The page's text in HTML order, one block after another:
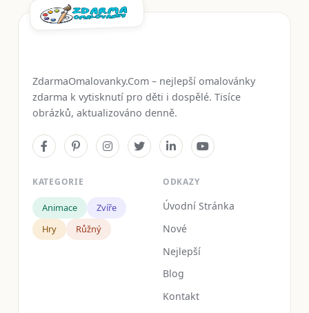
ZdarmaOmalovanky.Com – nejlepší omalovánky
zdarma k vytisknutí pro děti i dospělé. Tisíce
obrázků, aktualizováno denně.
KATEGORIE
Animace
Zvíře
Hry
Růžný
ODKAZY
Úvodní Stránka
Nové
Nejlepší
Blog
Kontakt